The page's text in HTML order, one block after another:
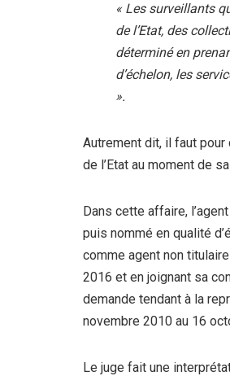
« Les surveillants
de l’Etat, des
déterminé en
d’échelon, les
».
Autrement dit, il faut pour
de l’Etat au moment de
Dans cette affaire,
puis nommé en qualité
comme agent non
2016 et en joignant sa
demande tendant à la
novembre 2010 au 16
Le juge fait une